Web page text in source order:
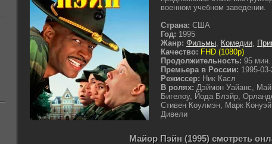
военном учебном заведении.
Страна: США
Год: 1995
Жанр: Фильмы, Комедии,
Качество: FHD (1080p)
Продолжительность: 95
Премьера в России: 1995-
Режиссер: Ник Касл
В ролях: Дэймон Уайанс,
Бигелоу, Йода Блэйр,
Стивен Коулмэн, Марк
Дивели
Майор Пэйн (1995) смотреть